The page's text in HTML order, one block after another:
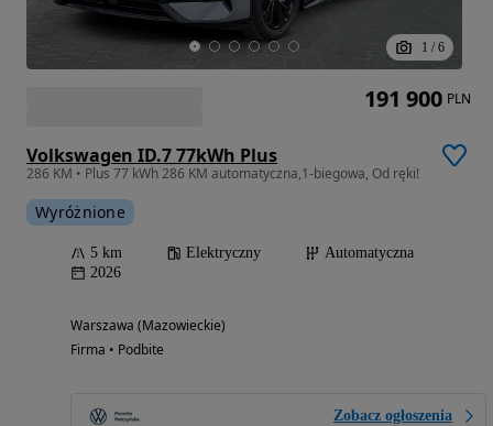
1 / 6
Volkswagen ID.7 77kWh Plus
286 KM • Plus 77 kWh 286 KM automatyczna,1-biegowa, Od ręki!
Wyróżnione
5 km Elektryczny
Automatyczna
2026
Warszawa (Mazowieckie)
Firma • Podbite
Zobacz ogłoszenia
191 900 PLN